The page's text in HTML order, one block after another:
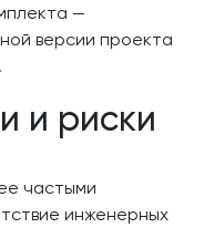
—
версии проекта
и риски
частыми
инженерных